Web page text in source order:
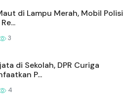
di Lampu Merah, Mobil Polisi
3
di Sekolah, DPR Curiga
P...
4